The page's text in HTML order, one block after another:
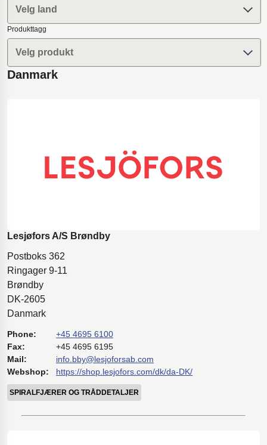
Velg land
Produkttagg
Velg produkt
Danmark
Lesjøfors A/S Brøndby
Postboks 362
Ringager 9-11
Brøndby
DK-2605
Danmark
Phone:
+45 4695 6100
Fax:
+45 4695 6195
Mail:
info.bby@lesjoforsab.com
Webshop:
https://shop.lesjofors.com/dk/da-DK/
SPIRALFJÆRER OG TRÅDDETALJER